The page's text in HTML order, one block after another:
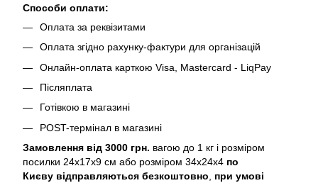
Способи оплати:
Оплата за реквізитами
Оплата згідно рахунку-фактури для організацій
Онлайн-оплата карткою Visa, Mastercard - LiqPay
Післяплата
Готівкою в магазині
POST-термінал в магазині
Замовлення від 3000 грн. вагою до 1 кг і розміром
посилки 24х17х9 см або розміром 34х24х4 по
Києву відправляються безкоштовно, при умові